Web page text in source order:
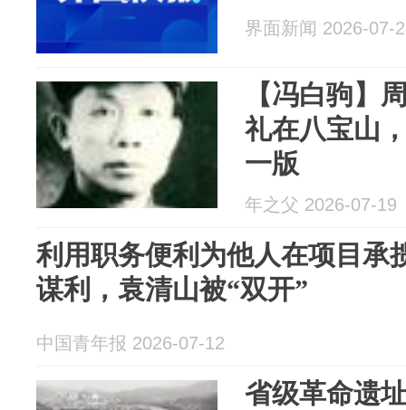
界面新闻 2026-07-
【冯白驹】
礼在八宝山
一版
年之父 2026-07-19
利用职务便利为他人在项目承
谋利，袁清山被“双开”
中国青年报 2026-07-12
省级革命遗